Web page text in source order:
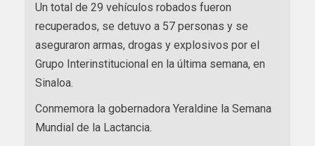
Un total de 29 vehículos robados fueron
recuperados, se detuvo a 57 personas y se
aseguraron armas, drogas y explosivos por el
Grupo Interinstitucional en la última semana, en
Sinaloa.
Conmemora la gobernadora Yeraldine la Semana
Mundial de la Lactancia.